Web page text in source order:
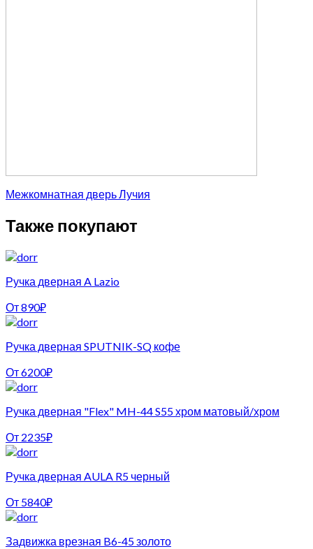
Межкомнатная дверь Лучия
Также покупают
Ручка дверная A Lazio
От890₽
Ручка дверная SPUTNIK-SQ кофе
От6200₽
Ручка дверная "Flex" MH-44 S55 хром матовый/хром
От 2235₽
Ручка дверная AULA R5 черный
От 5840₽
Задвижка врезная B6-45 золото